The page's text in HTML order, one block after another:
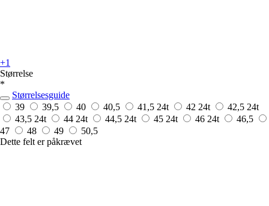
+1
Størrelse
*
Størrelsesguide
39
39,5 40 40,5 41,5 24t 42 24t 42,5 24t
43,5 24t 44 24t 44,5 24t 45 24t 46 24t
46,5
47
48 49
50,5
Dette felt er påkrævet